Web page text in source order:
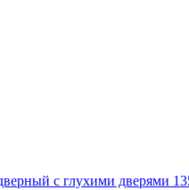
с глухими дверями